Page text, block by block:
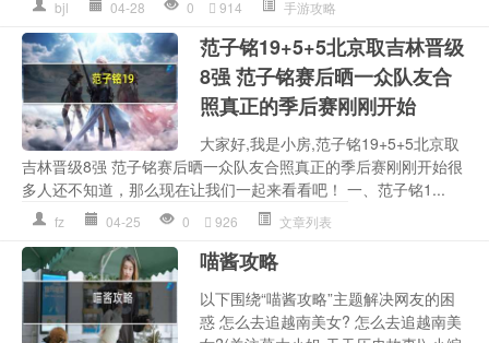
bjl 04-28 0 914 手游攻略
范子铭19+5+5北京取吉林晋级
8强 范子铭赛后晒一众队友合
照真正的季后赛刚刚开始
大家好,我是小房,范子铭19+5+5北京取
吉林晋级8强 范子铭赛后晒一众队友合照真正的季后赛刚刚开始很
多人还不知道，那么现在让我们一起来看看吧！ 一、范子铭1...
fz 04-25 0 926 文章列表
喵酱攻略
以下围绕“喵酱攻略”主题解决网友的困
惑 怎么去追越南美女? 怎么去追越南美